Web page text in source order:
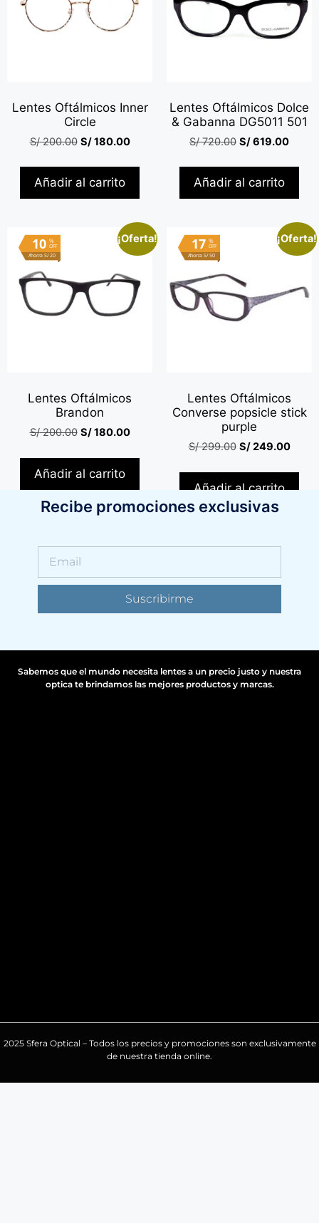
Lentes Oftálmicos Inner
Circle
S/200.00 S/180.00
Añadir al carrito
Lentes Oftálmicos Dolce
& Gabanna DG5011 501
S/720.00 S/619.00
Añadir al carrito
¡Oferta!
%
OFF
10
Ahorra S/ 20
Lentes Oftálmicos
Brandon
S/200.00 S/180.00
Añadir al carrito
¡Oferta!
%
OFF
17
Ahorra S/ 50
Lentes Oftálmicos
Converse popsicle stick
purple
S/299.00 S/249.00
Añadir al carrito
Recibe promociones exclusivas
Suscribirme
Sabemos que el mundo necesita lentes a un precio justo y nuestra
optica te brindamos las mejores productos y marcas.
2025 Sfera Optical – Todos los precios y promociones son exclusivamente
de nuestra tienda online.